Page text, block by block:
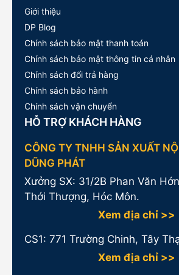
Giới thiệu
DP Blog
Chính sách bảo mật thanh toán
Chính sách bảo mật thông tin cá nhân
Chính sách đổi trả hàng
Chính sách bảo hành
Chính sách vận chuyển
HỖ TRỢ KHÁCH HÀNG
CÔNG TY TNHH SẢN XUẤT
DŨNG PHÁT
Xưởng SX: 31/2B Phan Văn
Thới Thượng, Hóc Môn.
Xem địa chỉ >>
CS1: 771 Trường Chinh, Tây
Xem địa chỉ >>